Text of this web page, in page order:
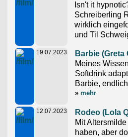
Isn't it
Schreiberling
wirklich
und Til
19.07.2023
Barbie (Greta
Meines
Softdrink
Barbie,
» mehr
12.07.2023
Rodeo (Lola
Mit
haben, aber